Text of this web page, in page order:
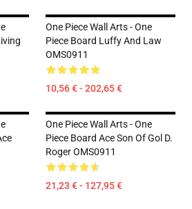
One Piece Wall Arts - One
Piece Board Luffy And Law
OMS0911
10,56 € - 202,65 €
One Piece Wall Arts - One
Piece Board Ace Son Of Gol D.
Roger OMS0911
21,23 € - 127,95 €